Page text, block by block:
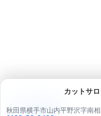
カットサ
秋田県横手市山内平野沢字南
アプリで見る